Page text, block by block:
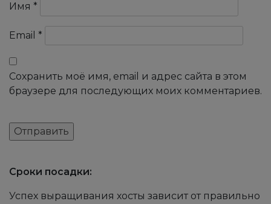
Имя *
Email *
Сохранить моё имя, email и адрес сайта в этом
браузере для последующих моих комментариев.
Сроки посадки:
Успех выращивания хосты зависит от правильно